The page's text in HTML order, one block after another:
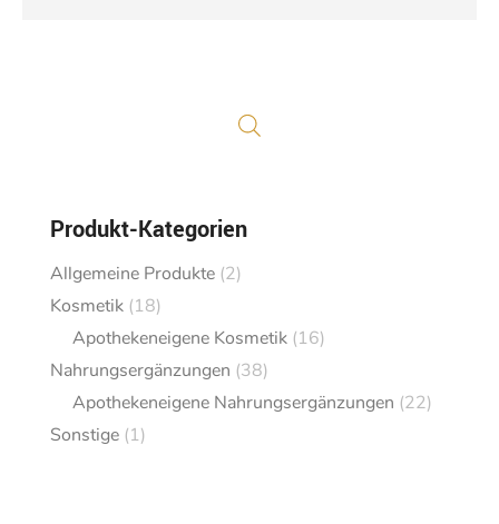
Produkt-Kategorien
Allgemeine Produkte (2)
Kosmetik (18)
Apothekeneigene Kosmetik (16)
Nahrungsergänzungen (38)
Apothekeneigene Nahrungsergänzungen (22)
Sonstige (1)